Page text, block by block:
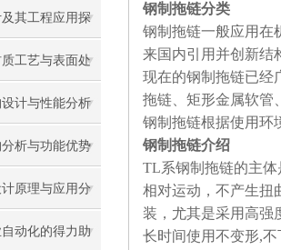
其工程应用探
工艺与表面处
计与性能分析
析与功能优势
原理与应用分
动化的得力助
钢制拖链分类
钢制拖链一般应用在
来国内引用并创新结
现在的钢制拖链已经
拖链、矩形金属软管
钢制拖链根据使用环
钢制拖链介绍
TL系钢制拖链的主
相对运动，不产生扭
装，尤其是采用高强
长时间使用不变形,不